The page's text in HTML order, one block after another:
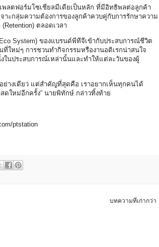
พลตฟอร์มโซเชียลมีเดียเป็นหลัก ที่มีอิทธิพลต่อลูกค้า
าะกลุ่มความต้องการของลูกค้าควบคู่กับการรักษาความ
ตลอดเวลา
System) ของแบรนด์พีทีจีเข้ากับประสบการณ์ชีวิต
ที่ใหม่ๆ การชวนทำกิจกรรมหรืองานอดิเรกน่าสนใจ
ในประสบการณ์เหล่านั้นและทำให้แต่ละวันของผู้
ย่างเดียว แต่สำคัญที่สุดคือ เราอยากเห็นทุกคนได้
ดใหม่อีกครั้ง” นายพิทักษ์ กล่าวทิ้งท้าย
ptstation
บทความที่เก่ากว่า